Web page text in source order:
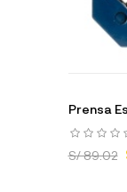
Prensa
S/ 89.02